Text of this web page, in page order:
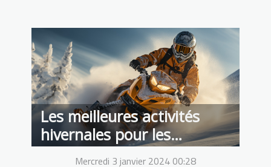
Les meilleures activités
hivernales pour les
amateurs de sensations
Mercredi 3 janvier 2024 00:28